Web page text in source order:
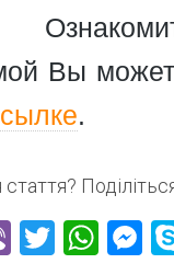
Вы
.
ViberTwitter